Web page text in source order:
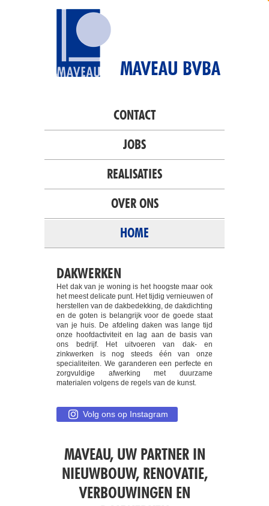
MAVEAU BVBA
CONTACT
JOBS
REALISATIES
OVER ONS
HOME
RUWBOUW
Bij Maveau kun je terecht voor het plaatsen van
de ruwbouw, dé basis van de woning. Samen
overlopen we de stappen en kiezen we goede
ruwbouwmaterialen om een stevig geraamte
van de woonst te garanderen. Van de
voorbereidingen tot de eigenlijke ruwbouw en
metselwerken, we voeren elke stap nauwgezet
en deskundig voor je uit.
Volg ons op Instagram
MAVEAU, UW PARTNER IN
NIEUWBOUW, RENOVATIE,
VERBOUWINGEN EN
DAKWERKEN